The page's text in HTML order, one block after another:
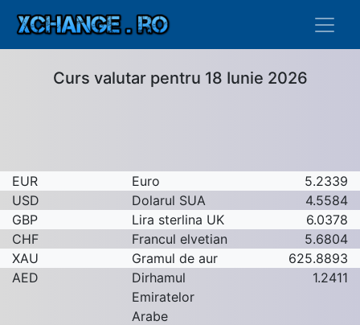
Curs valutar pentru 18 Iunie 2026
EUR Euro
5.2339
USD
Dolarul SUA
4.5584
GBP
Lira sterlina UK
6.0378
CHF
Francul elvetian
5.6804
XAU
Gramul de aur
625.8893
AED
Dirhamul
Emiratelor
Arabe
1.2411